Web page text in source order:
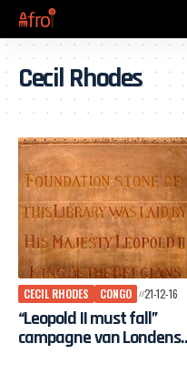
Cecil Rhodes
CECIL RHODES CONGO 21-12-16
“Leopold II must fall”
campagne van